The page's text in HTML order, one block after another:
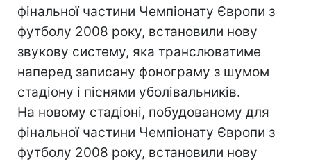
фінальної частини Чемпіонату Європи з
футболу 2008 року, встановили нову
звукову систему, яка транслюватиме
наперед записану фонограму з шумом
стадіону і піснями уболівальників.
На новому стадіоні, побудованому для
фінальної частини Чемпіонату Європи з
футболу 2008 року, встановили нову